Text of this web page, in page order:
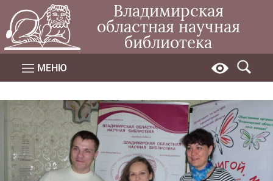
Владимирская
областная научная
библиотека
МЕНЮ